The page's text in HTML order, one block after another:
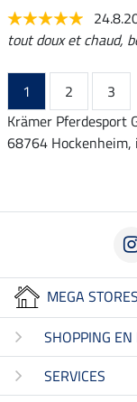
tout doux et chaud,
1 2
3
Krämer Pferdesport
68764 Hockenheim,
MEGA STORES
SHOPPING EN
SERVICES